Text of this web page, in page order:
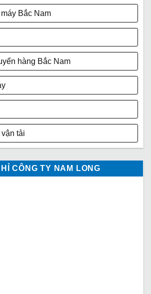
Bắc Nam
hàng Bắc Nam
tải
CÔNG TY NAM LONG